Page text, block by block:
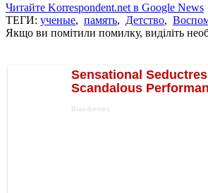
Читайте Korrespondent.net в Google News
ТЕГИ: ученые, память, Детство,
Якщо ви помітили помилку, виділіть